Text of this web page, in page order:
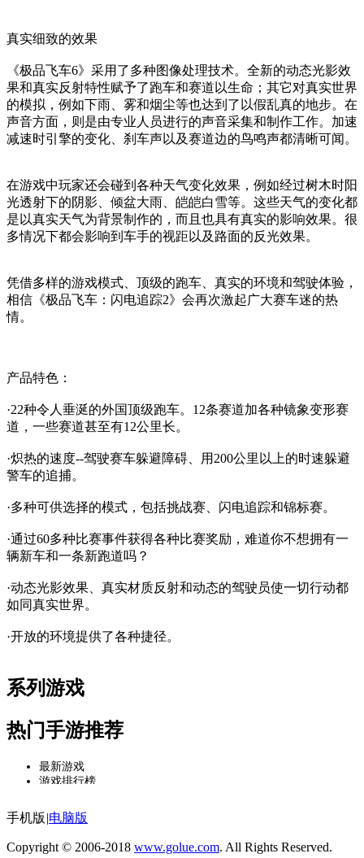
真实细致的效果
《极品飞车6》采用了多种图像处理技术。全新的动态光影效
果和真实反射特性赋予了跑车和赛道以生命；其它对真实世界
的模拟，例如下雨、雾和烟尘等也达到了以假乱真的地步。在
声音方面，则是由专业人员进行的声音采集和制作工作。加速
减速时引擎的变化、刹车声以及赛道边的鸟鸣声都清晰可闻。
在游戏中玩家还会碰到各种天气变化效果，例如经过树木时阳
光透射下的阴影、倾盆大雨、皑皑白雪等。这些天气的变化都
是以真实天气为背景制作的，而且也具有真实的影响效果。很
多情况下都会影响到车手的视距以及路面的反光效果。
凭借多样的游戏模式、顶级的跑车、真实的环境和驾驶体验，
相信《极品飞车：闪电追踪2》会再次激起广大赛车迷的热
情。
产品特色：
·22种令人垂涎的外国顶级跑车。12条赛道加各种镜象变形赛
道，一些赛道甚至有12公里长。
·炽热的速度--驾驶赛车躲避障碍、用200公里以上的时速躲避
警车的追捕。
·多种可供选择的模式，包括挑战赛、闪电追踪和锦标赛。
·通过60多种比赛事件获得各种比赛奖励，难道你不想拥有一
辆新车和一条新跑道吗？
·动态光影效果、真实材质反射和动态的驾驶员使一切行动都
如同真实世界。
·开放的环境提供了各种捷径。
系列游戏
热门手游推荐
最新游戏
游戏排行榜
推荐游戏
手机版 |电脑版
Copyright © 2006-2018 www.golue.com. All Rights Reserved.